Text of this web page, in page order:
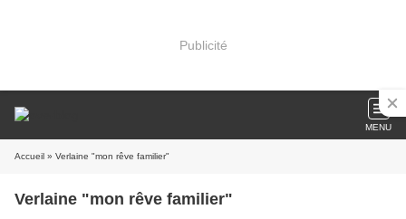
Publicité
MENU
Accueil » Verlaine "mon rêve familier"
Verlaine "mon rêve familier"